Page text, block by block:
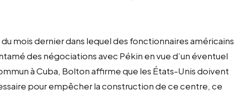
mois dernier dans lequel des fonctionnaires américains
des négociations avec Pékin en vue d’un éventuel
à Cuba, Bolton affirme que les États-Unis doivent
pour empêcher la construction de ce centre, ce